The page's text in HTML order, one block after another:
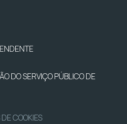
DO SERVIÇO PÚBLICO DE
COOKIES